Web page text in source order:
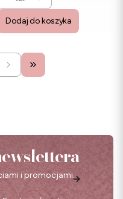
Dodaj do koszyka
Przejdź do ostatniej
i promocjami.